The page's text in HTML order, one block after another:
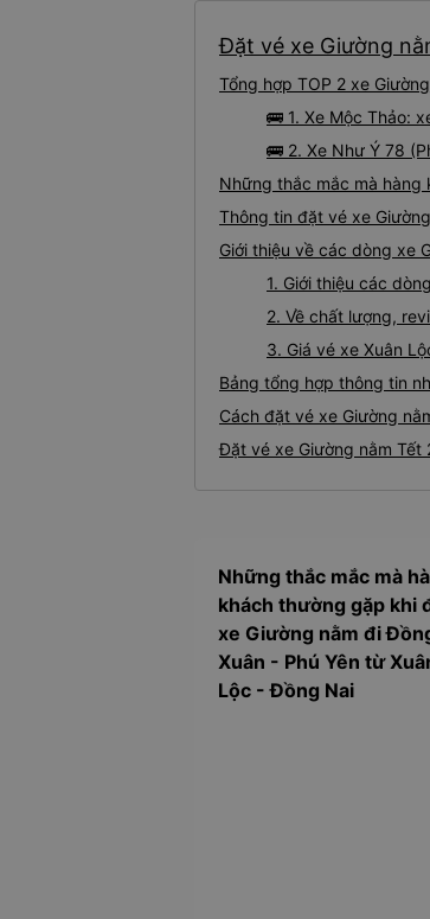
Đặt vé xe Giường
Tổng hợp TOP 2 xe
🚌 1. Xe Mộc Thảo:
🚌 2. Xe Như Ý 78
Những thắc mắc mà hàng
Thông tin đặt vé xe
Giới thiệu về các dòng xe
1. Giới thiệu các
2. Về chất lượng,
3. Giá vé xe Xuân
Bảng tổng hợp thông tin
Cách đặt vé xe Giường
Đặt vé xe Giường nằm Tết
Những thắc mắc mà
khách thường gặp khi
xe Giường nằm đi
Xuân - Phú Yên từ
Lộc - Đồng Nai